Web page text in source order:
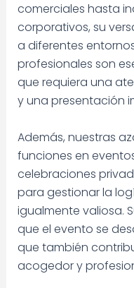
comerciales hasta
corporativos, su
a diferentes
profesionales son
que requiera una
y una presentación
Además, nuestras
funciones en
celebraciones
para gestionar la
igualmente valiosa.
que el evento se
que también
acogedor y